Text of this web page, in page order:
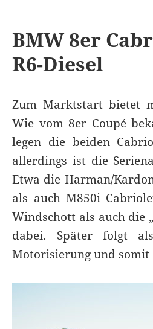
BMW 8er
R6-Diesel
Zum Marktstart bietet
Wie vom 8er Coupé
legen die beiden
allerdings ist die
Etwa die Harman/
als auch M850i
Windschott als auch die
dabei. Später folgt
Motorisierung und somit